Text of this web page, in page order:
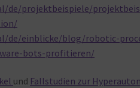
de/projektbeispiele/
de/einblicke/blog/robotic-
bots-profitieren/
und Fallstudien zur